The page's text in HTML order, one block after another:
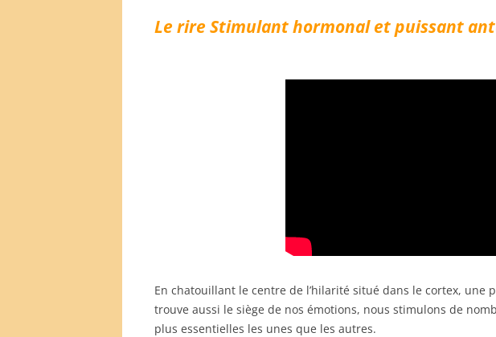
Le rire Stimulant hormonal et puissant
En chatouillant le centre de l’hilarité situé dans le cortex, une
trouve aussi le siège de nos émotions, nous stimulons de
plus essentielles les unes que les autres.